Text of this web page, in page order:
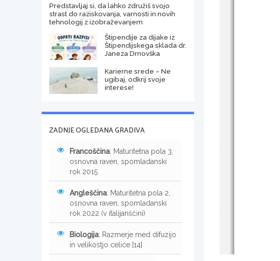
Predstavljaj si, da lahko združiš svojo
strast do raziskovanja, varnosti in novih
tehnologij z izobraževanjem
Štipendije za dijake iz
Štipendijskega sklada dr.
Janeza Drnovška
Karierne srede – Ne
ugibaj, odkrij svoje
interese!
ZADNJE OGLEDANA GRADIVA
Francoščina: Maturitetna pola 3,
osnovna raven, spomladanski
rok 2015
Angleščina: Maturitetna pola 2,
osnovna raven, spomladanski
rok 2022 (v italijanščini)
Biologija: Razmerje med difuzijo
in velikostjo celice [14]